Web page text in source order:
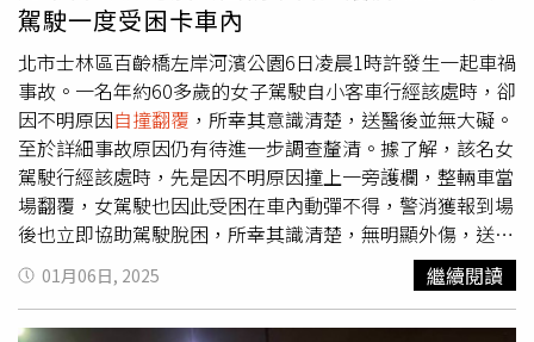
駕駛一度受困卡車內
北市士林區百齡橋左岸河濱公園6日凌晨1時許發生一起車禍
事故。一名年約60多歲的女子駕駛自小客車行經該處時，卻
因不明原因自撞翻覆 ，所幸其意識清楚，送醫後並無大礙。
至於詳細事故原因仍有待進一步調查釐清。據了解，該名女
駕駛行經該處時，先是因不明原因撞上一旁護欄，整輛車當
場翻覆，女駕駛也因此受困在車內動彈不得，警消獲報到場
後也立即協助駕駛脫困，所幸其識清楚，無明顯外傷，送新
光醫院救治。
01月06日, 2025 繼續閱讀